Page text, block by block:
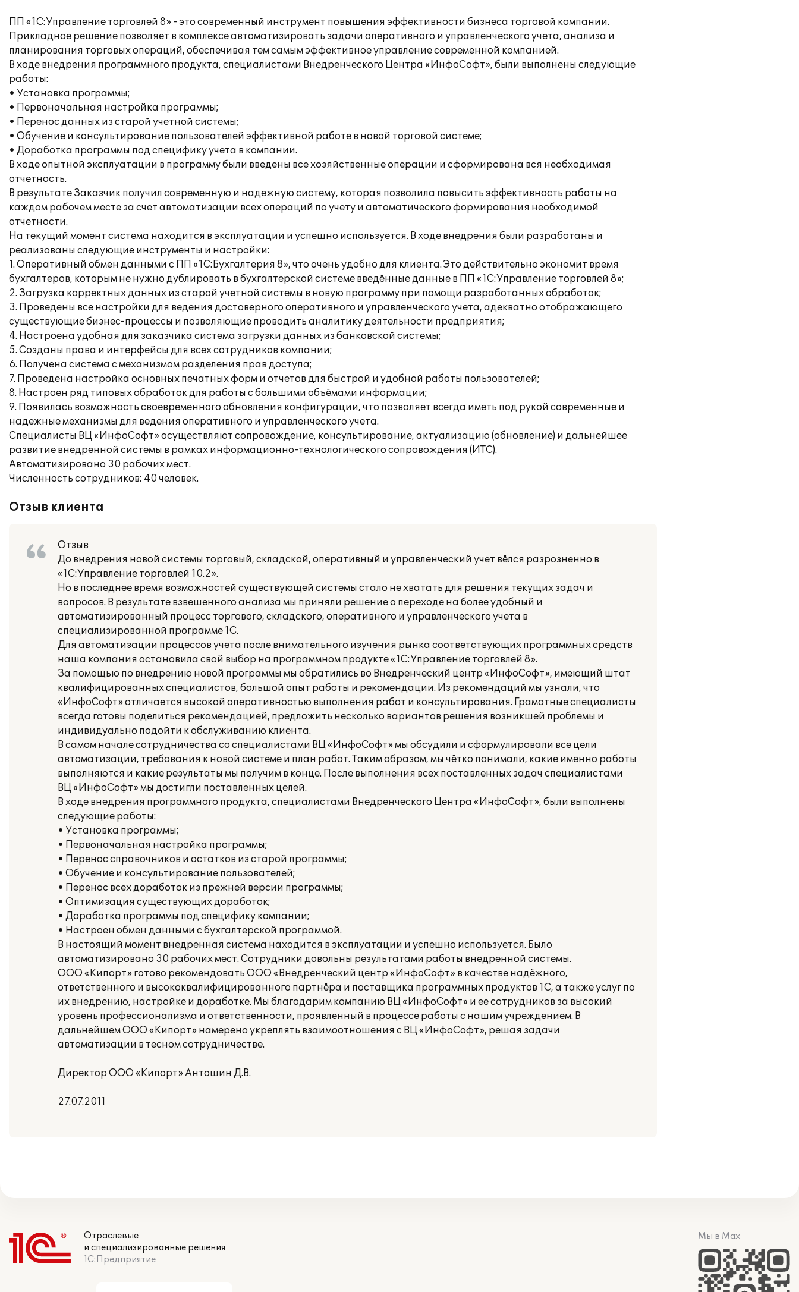
ПП «1С:Управление торговлей 8» - это современный инструмент повышения эффективности бизнеса торговой компании.
Прикладное решение позволяет в комплексе автоматизировать задачи оперативного и управленческого учета, анализа и
планирования торговых операций, обеспечивая тем самым эффективное управление современной компанией.
В ходе внедрения программного продукта, специалистами Внедренческого Центра «ИнфоСофт», были выполнены следующие
работы:
• Установка программы;
• Первоначальная настройка программы;
• Перенос данных из старой учетной системы;
• Обучение и консультирование пользователей эффективной работе в новой торговой системе;
• Доработка программы под специфику учета в компании.
В ходе опытной эксплуатации в программу были введены все хозяйственные операции и сформирована вся необходимая
отчетность.
В результате Заказчик получил современную и надежную систему, которая позволила повысить эффективность работы на
каждом рабочем месте за счет автоматизации всех операций по учету и автоматического формирования необходимой
отчетности.
На текущий момент система находится в эксплуатации и успешно используется. В ходе внедрения были разработаны и
реализованы следующие инструменты и настройки:
1. Оперативный обмен данными с ПП «1С:Бухгалтерия 8», что очень удобно для клиента. Это действительно экономит время
бухгалтеров, которым не нужно дублировать в бухгалтерской системе введённые данные в ПП «1С:Управление торговлей 8»;
2. Загрузка корректных данных из старой учетной системы в новую программу при помощи разработанных обработок;
3. Проведены все настройки для ведения достоверного оперативного и управленческого учета, адекватно отображающего
существующие бизнес-процессы и позволяющие проводить аналитику деятельности предприятия;
4. Настроена удобная для заказчика система загрузки данных из банковской системы;
5. Созданы права и интерфейсы для всех сотрудников компании;
6. Получена система с механизмом разделения прав доступа;
7. Проведена настройка основных печатных форм и отчетов для быстрой и удобной работы пользователей;
8. Настроен ряд типовых обработок для работы с большими объёмами информации;
9. Появилась возможность своевременного обновления конфигурации, что позволяет всегда иметь под рукой современные и
надежные механизмы для ведения оперативного и управленческого учета.
Специалисты ВЦ «ИнфоСофт» осуществляют сопровождение, консультирование, актуализацию (обновление) и дальнейшее
развитие внедренной системы в рамках информационно-технологического сопровождения (ИТС).
Автоматизировано 30 рабочих мест.
Численность сотрудников: 40 человек.
Отзыв клиента
Отзыв
До внедрения новой системы торговый, складской, оперативный и управленческий учет вёлся разрозненно в
«1С:Управление торговлей 10.2».
Но в последнее время возможностей существующей системы стало не хватать для решения текущих задач и
вопросов. В результате взвешенного анализа мы приняли решение о переходе на более удобный и
автоматизированный процесс торгового, складского, оперативного и управленческого учета в
специализированной программе 1С.
Для автоматизации процессов учета после внимательного изучения рынка соответствующих программных средств
наша компания остановила свой выбор на программном продукте «1С:Управление торговлей 8».
За помощью по внедрению новой программы мы обратились во Внедренческий центр «ИнфоСофт», имеющий штат
квалифицированных специалистов, большой опыт работы и рекомендации. Из рекомендаций мы узнали, что
«ИнфоСофт» отличается высокой оперативностью выполнения работ и консультирования. Грамотные специалисты
всегда готовы поделиться рекомендацией, предложить несколько вариантов решения возникшей проблемы и
индивидуально подойти к обслуживанию клиента.
В самом начале сотрудничества со специалистами ВЦ «ИнфоСофт» мы обсудили и сформулировали все цели
автоматизации, требования к новой системе и план работ. Таким образом, мы чётко понимали, какие именно работы
выполняются и какие результаты мы получим в конце. После выполнения всех поставленных задач специалистами
ВЦ «ИнфоСофт» мы достигли поставленных целей.
В ходе внедрения программного продукта, специалистами Внедренческого Центра «ИнфоСофт», были выполнены
следующие работы:
• Установка программы;
• Первоначальная настройка программы;
• Перенос справочников и остатков из старой программы;
• Обучение и консультирование пользователей;
• Перенос всех доработок из прежней версии программы;
• Оптимизация существующих доработок;
• Доработка программы под специфику компании;
• Настроен обмен данными с бухгалтерской программой.
В настоящий момент внедренная система находится в эксплуатации и успешно используется. Было
автоматизировано 30 рабочих мест. Сотрудники довольны результатами работы внедренной системы.
ООО «Кипорт» готово рекомендовать ООО «Внедренческий центр «ИнфоСофт» в качестве надёжного,
ответственного и высококвалифицированного партнёра и поставщика программных продуктов 1С, а также услуг по
их внедрению, настройке и доработке. Мы благодарим компанию ВЦ «ИнфоСофт» и ее сотрудников за высокий
уровень профессионализма и ответственности, проявленный в процессе работы с нашим учреждением. В
дальнейшем ООО «Кипорт» намерено укреплять взаимоотношения с ВЦ «ИнфоСофт», решая задачи
автоматизации в тесном сотрудничестве.
Директор ООО «Кипорт» Антошин Д.В.
27.07.2011
Отраслевые
и специализированные решения
1С:Предприятие
Мы в Max